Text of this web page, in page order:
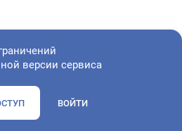
версии сервиса
ВОЙТИ